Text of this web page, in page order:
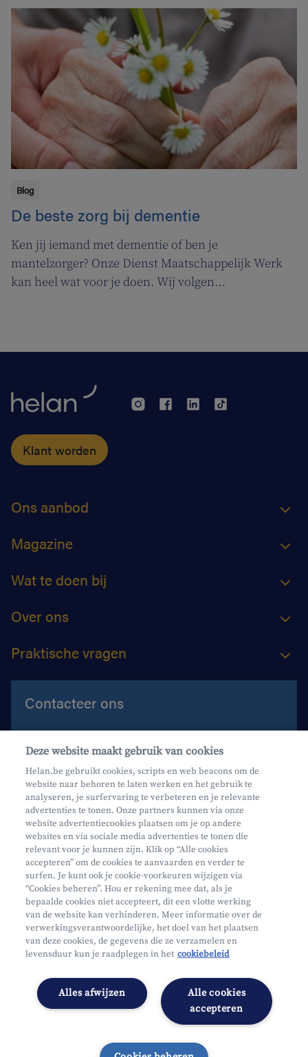
zuurstoflijn om ook onze eigen verzorgenden de
nodige ademruimte te geven zodat ze nog beter voor
hun klanten kunnen zorgen.
Blog
De beste zorg bij dementie
Ken jij iemand met dementie of ben je
mantelzorger? Onze Dienst Maatschappelijk Werk
kan heel wat voor je doen. Wij volgen
Klant worden
Ons aanbod
Magazine
Wat te doen bij
Over ons
Praktische vragen
Contacteer ons
Contacteer ons
Maak een afspraak
Waar vind je ons?
Mifid
Privacy
Juridische info
Onderworpen aan de controle van CDZ
Toegankelijkheidsverklaring
Cookies beheren
Deze website maakt gebruik van cookies
Helan.be gebruikt cookies, scripts en web beacons om de
website naar behoren te laten werken en het gebruik te
analyseren, je surfervaring te verbeteren en je relevante
advertenties te tonen. Onze partners kunnen via onze
website advertentiecookies plaatsen om je op andere
websites en via sociale media advertenties te tonen die
relevant voor je kunnen zijn. Klik op “Alle cookies
accepteren” om de cookies te aanvaarden en verder te
surfen. Je kunt ook je cookie-voorkeuren wijzigen via
“Cookies beheren”. Hou er rekening mee dat, als je
bepaalde cookies niet accepteert, dit een vlotte werking
van de website kan verhinderen. Meer informatie over de
verwerkingsverantwoordelijke, het doel van het plaatsen
van deze cookies, de gegevens die ze verzamelen en
levensduur kun je raadplegen in het cookiebeleid
Alle cookies
accepteren
Alles afwijzen